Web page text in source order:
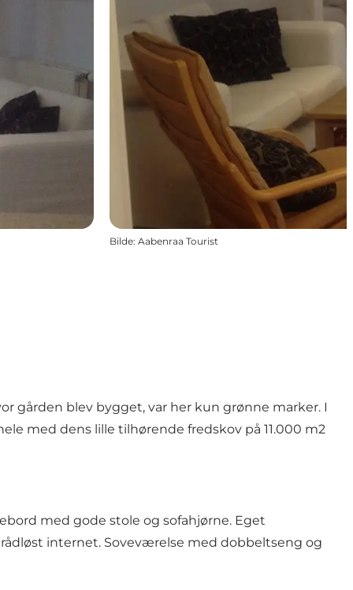
Bilde: Aabenraa Tourist
gården blev bygget, var her kun grønne marker. I
med dens lille tilhørende fredskov på 11.000 m2
med gode stole og sofahjørne. Eget
internet. Soveværelse med dobbeltseng og